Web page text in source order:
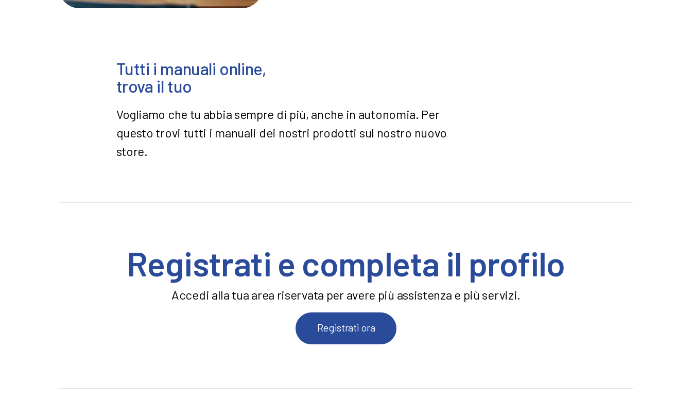
Tutti i manuali online,
trova il tuo
Vogliamo che tu abbia sempre di più, anche in autonomia. Per
questo trovi tutti i manuali dei nostri prodotti sul nostro nuovo
store.
Registrati e completa il profilo
Accedi alla tua area riservata per avere più assistenza e più servizi.
Registrati ora